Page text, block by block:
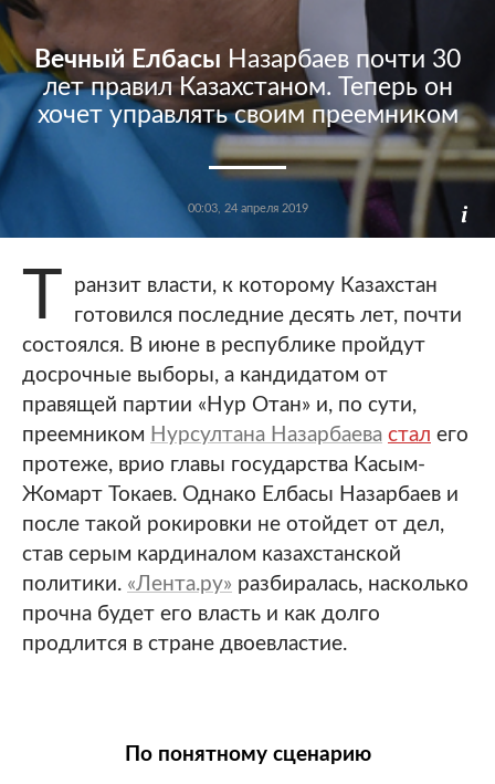
Вечный Елбасы Назарбаев почти 30
лет правил Казахстаном. Теперь он
хочет управлять своим преемником
00:03, 24 апреля 2019
Т
ранзит власти, к которому Казахстан
готовился последние десять лет, почти
состоялся. В июне в республике пройдут
досрочные выборы, а кандидатом от
правящей партии «Нур Отан» и, по сути,
преемником Нурсултана Назарбаева стал его
протеже, врио главы государства Касым-
Жомарт Токаев. Однако Елбасы Назарбаев и
после такой рокировки не отойдет от дел,
став серым кардиналом казахстанской
политики. «Лента.ру» разбиралась, насколько
прочна будет его власть и как долго
продлится в стране двоевластие.
По понятному сценарию